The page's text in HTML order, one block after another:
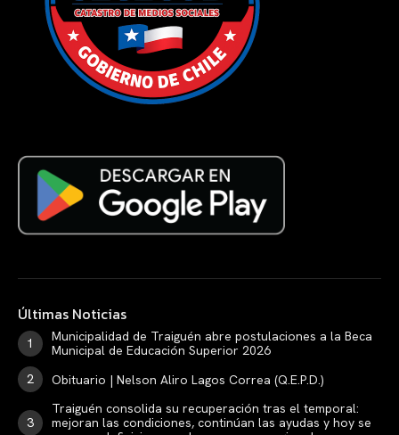
Últimas Noticias
Municipalidad de Traiguén abre postulaciones a la Beca
Municipal de Educación Superior 2026
Obituario | Nelson Aliro Lagos Correa (Q.E.P.D.)
Traiguén consolida su recuperación tras el temporal:
mejoran las condiciones, continúan las ayudas y hoy se